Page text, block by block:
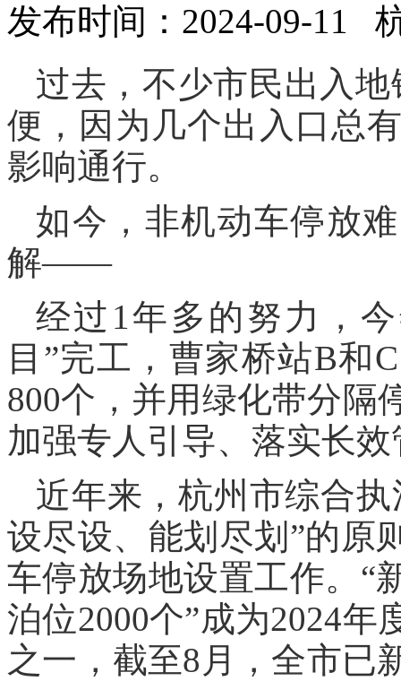
发布时间：2024-09-11
过去，不少市民出入
便，因为几个出入口总
影响通行。
如今，非机动车停放
解——
经过1年多的努力，
目”完工，曹家桥站B和
800个，并用绿化带分隔
加强专人引导、落实长效
近年来，杭州市综合
设尽设、能划尽划”的原
车停放场地设置工作。“
泊位2000个”成为2024
之一，截至8月，全市已